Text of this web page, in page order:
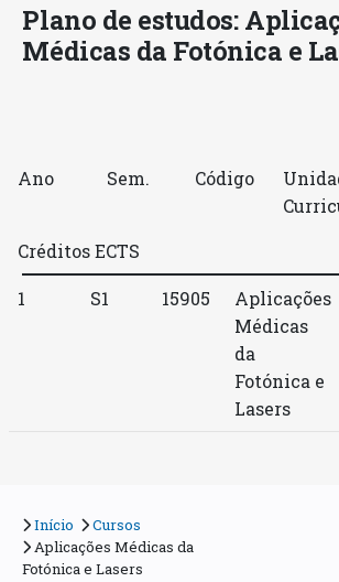
Plano de estudos:
Médicas da Fotónica e
Ano Sem. Código
Créditos ECTS
1 S1 15905
Aplicações
Médicas
da
Fotónica e
Lasers
Início
Cursos
Aplicações Médicas da
Fotónica e Lasers